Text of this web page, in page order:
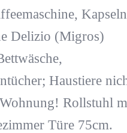
Kapseln
Delizio (Migros)
Haustiere
Rollstuhl
Türe 75cm.